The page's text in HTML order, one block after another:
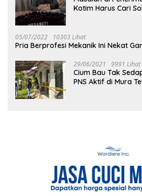
Kotim Harus Cari
05/07/2022 10303 Lihat
Pria Berprofesi Mekanik Ini Nekat
29/06/2021 9991 Lihat
Cium Bau Tak
PNS Aktif di Mura